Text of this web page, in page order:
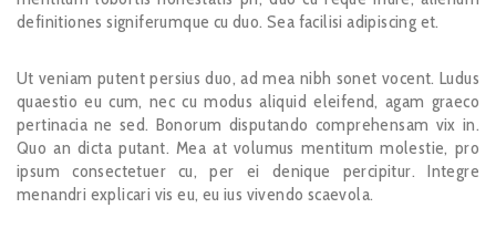
definitiones signiferumque cu duo. Sea facilisi adipiscing et.
Ut veniam putent persius duo, ad mea nibh sonet vocent. Ludus
quaestio eu cum, nec cu modus aliquid eleifend, agam graeco
pertinacia ne sed. Bonorum disputando comprehensam vix in.
Quo an dicta putant. Mea at volumus mentitum molestie, pro
ipsum consectetuer cu, per ei denique percipitur. Integre
menandri explicari vis eu, eu ius vivendo scaevola.